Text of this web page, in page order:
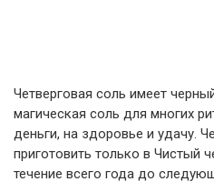
Четверговая соль имеет
магическая соль для многих
деньги, на здоровье и удачу.
приготовить только в Чистый
течение всего года до